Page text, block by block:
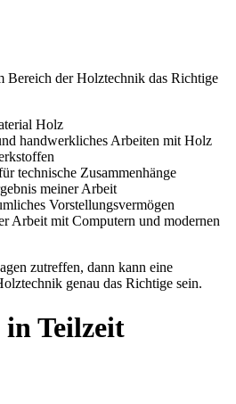
Bereich der Holztechnik das Richtige
Holz
handwerkliches Arbeiten mit Holz
technische Zusammenhänge
meiner Arbeit
Vorstellungsvermögen
Arbeit mit Computern und modernen
zutreffen, dann kann eine
genau das Richtige sein.
in Teilzeit